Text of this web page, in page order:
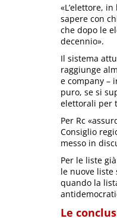
«L’elettore,
sapere con
che dopo le
decennio».
Il sistema
raggiunge
e company –
puro, se si
elettorali per
Per Rc
Consiglio
messo in
Per le liste
le nuove liste
quando la
Le